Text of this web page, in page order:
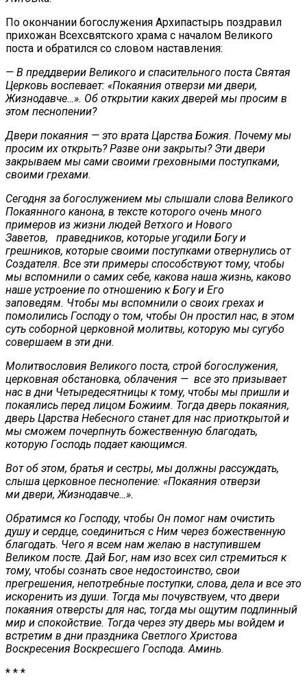
По окончании богослужения Архипастырь поздравил
прихожан Всехсвятского храма с началом Великого
поста и обратился со словом наставления:
— В преддверии Великого и спасительного поста Святая
Церковь воспевает: «Покаяния отверзи ми двери,
Жизнодавче…». Об открытии каких дверей мы просим в
этом песнопении?
Двери покаяния — это врата Царства Божия. Почему мы
просим их открыть? Разве они закрыты? Эти двери
закрываем мы сами своими греховными поступками,
своими грехами.
Сегодня за богослужением мы слышали слова Великого
Покаянного канона, в тексте которого очень много
примеров из жизни людей Ветхого и Нового
Заветов, праведников, которые угодили Богу и
грешников, которые своими поступками отвернулись от
Создателя. Все эти примеры способствуют тому, чтобы
мы вспомнили о самих себе, какова наша жизнь, каково
наше устроение по отношению к Богу и Его
заповедям. Чтобы мы вспомнили о своих грехах и
помолились Господу о том, чтобы Он простил нас, в этом
суть соборной церковной молитвы, которую мы сугубо
совершаем в эти дни.
Молитвословия Великого поста, строй богослужения,
церковная обстановка, облачения — все это призывает
нас в дни Четыредесятницы к тому, чтобы мы пришли и
покаялись перед лицом Божиим. Тогда дверь покаяния,
дверь Царства Небесного станет для нас приоткрытой и
мы сможем почерпнуть божественную благодать,
которую Господь подает кающимся.
Вот об этом, братья и сестры, мы должны рассуждать,
слыша церковное песнопение: «Покаяния отверзи
ми двери, Жизнодавче…».
Обратимся ко Господу, чтобы Он помог нам очистить
душу и сердце, соединиться с Ним через божественную
благодать. Чего я всем нам желаю в наступившем
Великом посте. Дай Бог, нам изо всех сил стремиться к
тому, чтобы сознать свое недостоинство, свои
прегрешения, непотребные поступки, слова, дела и все это
искоренить из души. Тогда мы почувствуем, что двери
покаяния отверсты для нас, тогда мы ощутим подлинный
мир и спокойствие. Тогда через эту дверь мы войдем и
встретим в дни праздника Светлого Христова
Воскресения Воскресшего Господа. Аминь.
* * *